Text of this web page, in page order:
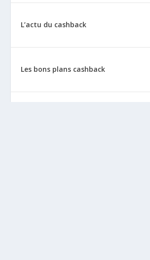
L’actu du cashback
Les bons plans cashback